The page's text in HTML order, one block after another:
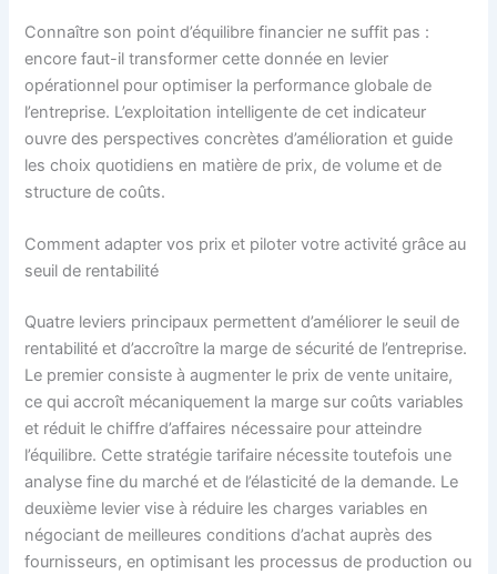
Connaître son point d’équilibre financier ne suffit pas :
encore faut-il transformer cette donnée en levier
opérationnel pour optimiser la performance globale de
l’entreprise. L’exploitation intelligente de cet indicateur
ouvre des perspectives concrètes d’amélioration et guide
les choix quotidiens en matière de prix, de volume et de
structure de coûts.
Comment adapter vos prix et piloter votre activité grâce au
seuil de rentabilité
Quatre leviers principaux permettent d’améliorer le seuil de
rentabilité et d’accroître la marge de sécurité de l’entreprise.
Le premier consiste à augmenter le prix de vente unitaire,
ce qui accroît mécaniquement la marge sur coûts variables
et réduit le chiffre d’affaires nécessaire pour atteindre
l’équilibre. Cette stratégie tarifaire nécessite toutefois une
analyse fine du marché et de l’élasticité de la demande. Le
deuxième levier vise à réduire les charges variables en
négociant de meilleures conditions d’achat auprès des
fournisseurs, en optimisant les processus de production ou